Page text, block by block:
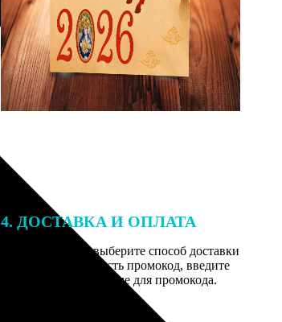
4. ДОСТАВКА И ОПЛАТА
Введите адрес и выберите способ доставки
заказа. Если у вас есть промокод, введите
его в специальное поле для промокода.